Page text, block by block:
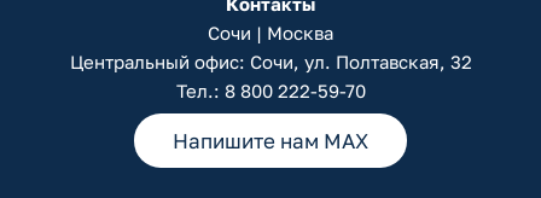
Сочи | Москва
Центральный офис: Сочи, ул. Полтавская, 32
Тел.: 8 800 222-59-70
Напишите нам MAX